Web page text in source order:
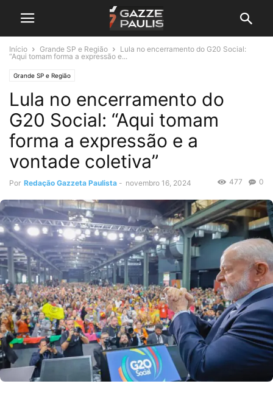
Início Grande SP e Região
Lula no encerramento do G20 Social:
“Aqui tomam forma a expressão e...
Grande SP e Região
Lula no encerramento do
G20 Social: “Aqui tomam
forma a expressão e a
vontade coletiva”
Por Redação Gazzeta Paulista - novembro 16, 2024 0
477